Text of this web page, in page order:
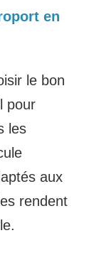
en
le bon
pour
les
aux
rendent